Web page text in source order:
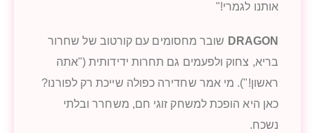
אותנו לגמרי!"
DRAGON שובר מחסומים עם קורטוב של שחרור
בריא, צחוק ולפעמים גם תחרות ידידותית ("אתה
ראשון!"). מי אמר שחדירה כפולה שייכת רק לפורנו?
כאן היא הופכת למשחק זוגי חם, משחרר ובלתי
נשכח.